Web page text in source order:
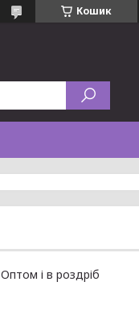
Кошик
Оптом і в роздріб